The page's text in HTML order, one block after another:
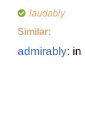
laudably
Similar:
admirably: in